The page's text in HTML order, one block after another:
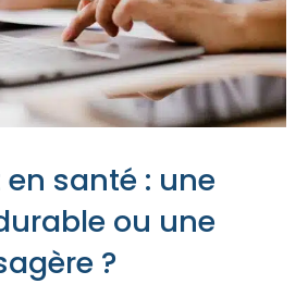
en santé : une
ou une
?